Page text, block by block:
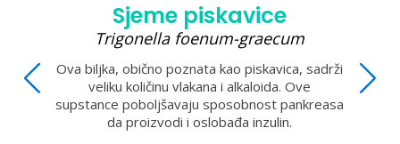
Sjeme piskavice
Trigonella foenum-graecum
Ova biljka, obično poznata kao piskavica, sadrži
veliku količinu vlakana i alkaloida. Ove
supstance poboljšavaju sposobnost pankreasa
da proizvodi i oslobađa inzulin.